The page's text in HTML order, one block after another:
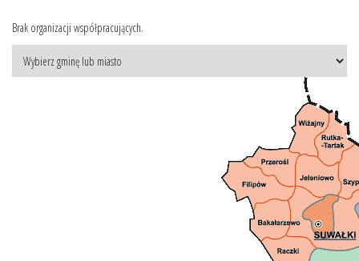
Brak organizacji współpracujących.